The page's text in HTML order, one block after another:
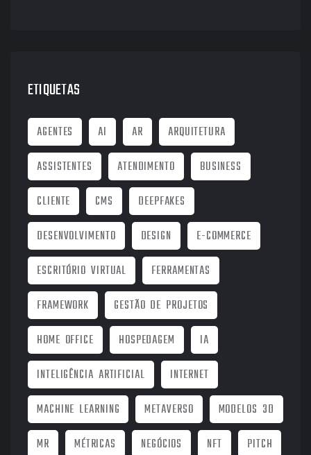
ETIQUETAS
AGENTES AI AR
ARQUITETURA
ASSISTENTES
ATENDIMENTO
BUSINESS
CLIENTE
CMS
DEEPFAKES
DESENVOLVIMENTO
DESIGN
E-COMMERCE
ESCRITÓRIO VIRTUAL
FERRAMENTAS
FRAMEWORK
GESTÃO DE PROJETOS
HOME OFFICE
HOSPEDAGEM
IA
INTELIGÊNCIA ARTIFICIAL
INTERNET
MACHINE LEARNING
METAVERSO
MODELOS 3D
MR
MÉTRICAS NEGÓCIOS NFT
PITCH